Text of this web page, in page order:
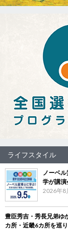
ライフスタイル
ノーベ
学が講
2026年8
豊臣秀吉・秀長兄弟
カ所・近畿6カ所を巡